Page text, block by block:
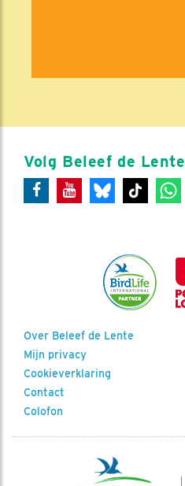
Volg Beleef de Lente
Over Beleef de Lente
Mijn privacy
Cookieverklaring
Contact
Colofon